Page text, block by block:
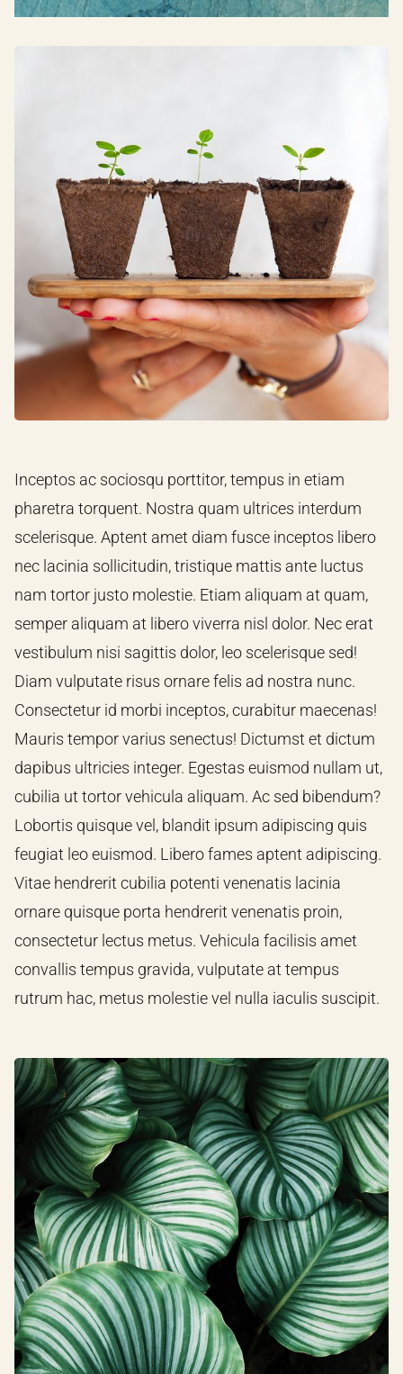
Inceptos ac sociosqu porttitor, tempus in etiam
pharetra torquent. Nostra quam ultrices interdum
scelerisque. Aptent amet diam fusce inceptos libero
nec lacinia sollicitudin, tristique mattis ante luctus
nam tortor justo molestie. Etiam aliquam at quam,
semper aliquam at libero viverra nisl dolor. Nec erat
vestibulum nisi sagittis dolor, leo scelerisque sed!
Diam vulputate risus ornare felis ad nostra nunc.
Consectetur id morbi inceptos, curabitur maecenas!
Mauris tempor varius senectus! Dictumst et dictum
dapibus ultricies integer. Egestas euismod nullam ut,
cubilia ut tortor vehicula aliquam. Ac sed bibendum?
Lobortis quisque vel, blandit ipsum adipiscing quis
feugiat leo euismod. Libero fames aptent adipiscing.
Vitae hendrerit cubilia potenti venenatis lacinia
ornare quisque porta hendrerit venenatis proin,
consectetur lectus metus. Vehicula facilisis amet
convallis tempus gravida, vulputate at tempus
rutrum hac, metus molestie vel nulla iaculis suscipit.